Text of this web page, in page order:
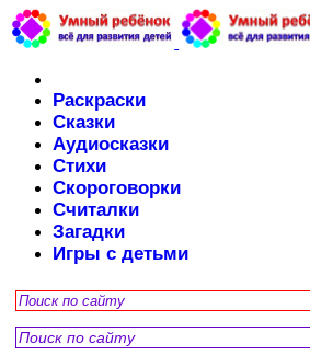
Раскраски
Сказки
Аудиосказки
Стихи
Скороговорки
Считалки
Загадки
Игры с детьми